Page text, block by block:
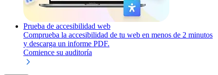
Prueba de accesibilidad web
Comprueba la accesibilidad de tu web en menos de 2 minutos
y descarga un informe PDF.
Comience su auditoría